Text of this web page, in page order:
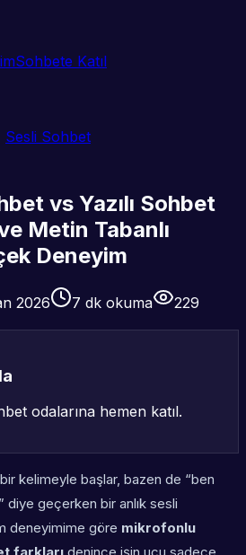
Sohbete Katıl
Sesli Sohbet
vs Yazılı Sohbet
Metin Tabanlı
Deneyim
2026 7 dk okuma
229
odalarına hemen katıl.
kelimeyle başlar, bazen de “ben
diye geçerken bir anlık sesli
deneyimime göre mikrofonlu